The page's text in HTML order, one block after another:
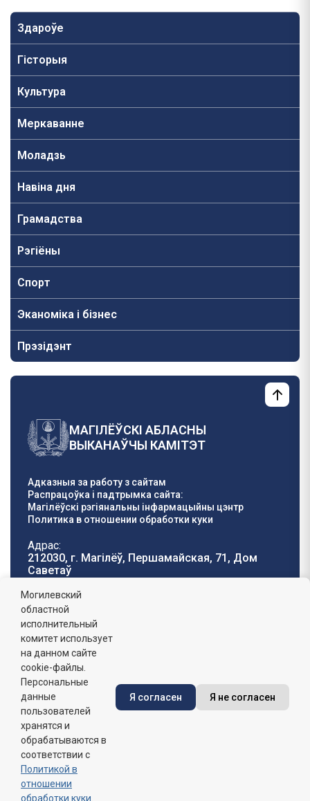
Здароўе
Гісторыя
Культура
Меркаванне
Моладзь
Навiна дня
Грамадства
Рэгіёны
Спорт
Эканоміка і бізнес
Прэзідэнт
МАГІЛЁЎСКІ АБЛАСНЫ
ВЫКАНАЎЧЫ КАМІТЭТ
Адказныя за работу з сайтам
Распрацоўка і падтрымка сайта:
Магілёўскі рэгіянальны інфармацыйны цэнтр
Политика в отношении обработки куки
Адрас:
212030, г. Магілёў, Першамайская, 71, Дом
Саветаў
Тэлефон гарачай
лініі:
8 (0222) 71-32-55
Графік работы:
пн-пт: 8.00 - 17.00, сб-н: выхадны,
абедзенны перапынак: 13:00 - 14:00
Сайт зарэгістраваны ў Дзяржаўным рэгістры
інфармацыйных рэсурсаў Рэспублікі Беларусь. №
Могилевский
областной
исполнительный
комитет использует
на данном сайте
cookie-файлы.
Персональные
данные
пользователей
хранятся и
обрабатываются в
соответствии с
Политикой в
отношении
обработки куки
Я согласен Я не согласен